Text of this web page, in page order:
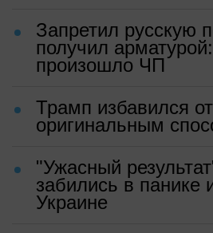
Запретил русскую
получил
произошло ЧП
Трамп избавился
оригинальным
"Ужасный
забились в панике
Украине